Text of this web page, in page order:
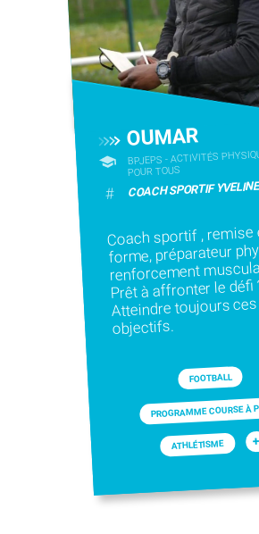
OUMAR
BPJEPS - ACTIVITÉS
POUR TOUS
# COACH SPORTIF
Coach sportif , remise
forme, préparateur
renforcement
Prêt à affronter le défi
Atteindre toujours ces
objectifs.
FOOTBALL
PROGRAMME COURSE À
ATHLÉTISME +